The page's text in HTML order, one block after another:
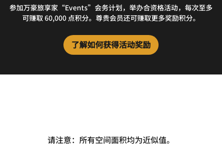
参加万豪旅享家“Events”会务计划，举办合资格活动，每次至多
可赚取 60,000 点积分。尊贵会员还可赚取更多奖励积分。
了解如何获得活动奖励
请注意：所有空间面积均为近似值。